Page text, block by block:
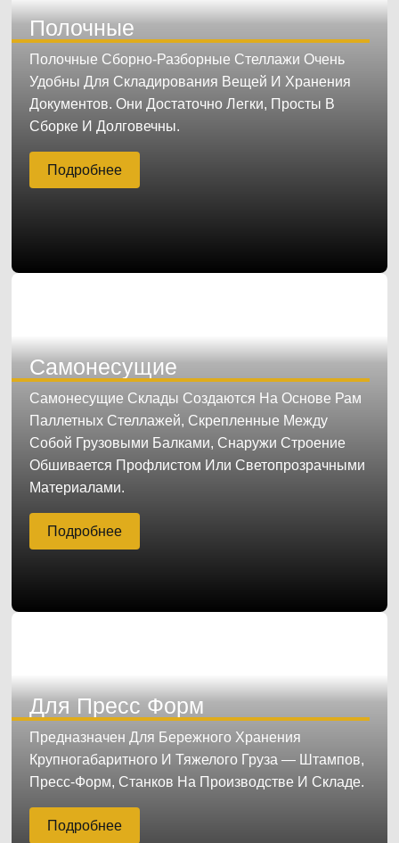
Полочные
Полочные Сборно-Разборные Стеллажи Очень
Удобны Для Складирования Вещей И Хранения
Документов. Они Достаточно Легки, Просты В
Сборке И Долговечны.
Подробнее
Самонесущие
Самонесущие Склады Создаются На Основе Рам
Паллетных Стеллажей, Скрепленные Между
Собой Грузовыми Балками, Снаружи Строение
Обшивается Профлистом Или Светопрозрачными
Материалами.
Подробнее
Для Пресс Форм
Предназначен Для Бережного Хранения
Крупногабаритного И Тяжелого Груза — Штампов,
Пресс-Форм, Станков На Производстве И Складе.
Подробнее